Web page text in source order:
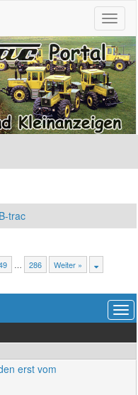
trac
… 286 Weiter »
erst vom